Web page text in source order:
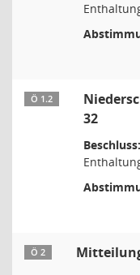
Ö 1.2
32
Beschluss:
Ö 2